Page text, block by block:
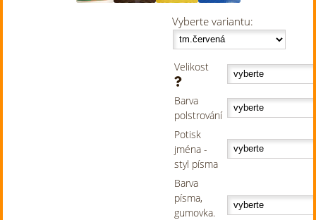
Vyberte variantu:
Velikost
Barva
polstrování
Potisk
jména -
styl písma
Barva
písma,
gumovka.